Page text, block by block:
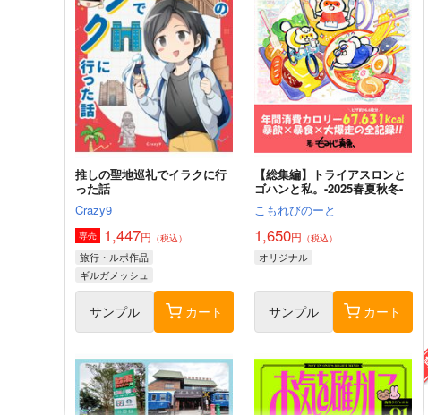
推しの聖地巡礼でイラクに行
った話
Crazy9
専売 1,447円 （税込）
旅行・ルポ作品
ギルガメッシュ
サンプル カート
【総集編】トライアスロンと
ゴハンと私。-2025春夏秋冬-
こもれびのーと
1,650円 （税込）
オリジナル
サンプル カート